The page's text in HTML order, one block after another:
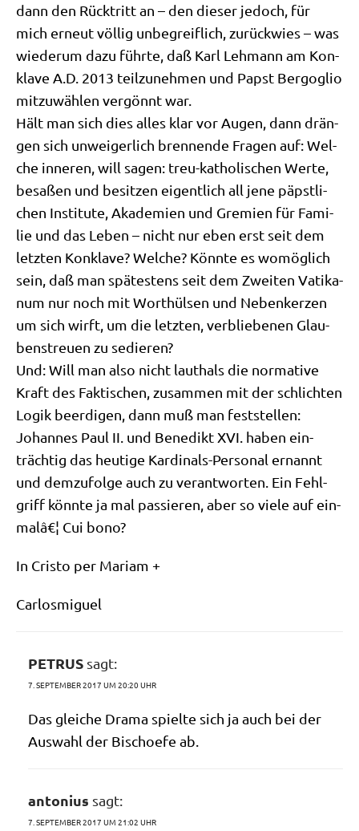
dann den Rück­tritt an – den die­ser jedoch, für
mich erneut völ­lig unbe­greif­lich, zurück­wies – was
wie­der­um dazu führ­te, daß Karl Leh­mann am Kon­
kla­ve A.D. 2013 teil­zu­neh­men und Papst Berg­o­glio
mit­zu­wäh­len ver­gönnt war.
Hält man sich dies alles klar vor Augen, dann drän­
gen sich unwei­ger­lich bren­nen­de Fra­gen auf: Wel­
che inne­ren, will sagen: treu-katho­li­schen Wer­te,
besa­ßen und besit­zen eigent­lich all jene päpst­li­
chen Insti­tu­te, Aka­de­mien und Gre­mi­en für Fami­
lie und das Leben – nicht nur eben erst seit dem
letz­ten Kon­kla­ve? Wel­che? Könn­te es womög­lich
sein, daß man spä­te­stens seit dem Zwei­ten Vati­ka­
num nur noch mit Wort­hül­sen und Neben­ker­zen
um sich wirft, um die letz­ten, ver­blie­be­nen Glau­
bens­treu­en zu sedieren?
Und: Will man also nicht laut­hals die nor­ma­ti­ve
Kraft des Fak­ti­schen, zusam­men mit der schlich­ten
Logik beer­di­gen, dann muß man fest­stel­len:
Johan­nes Paul II. und Bene­dikt XVI. haben ein­
träch­tig das heu­ti­ge Kar­di­nals-Per­so­nal ernannt
und dem­zu­fol­ge auch zu ver­ant­wor­ten. Ein Fehl­
griff könn­te ja mal pas­sie­ren, aber so vie­le auf ein­
malâ€¦ Cui bono?
In Cri­sto per Mariam +
Car­los­mi­guel
PETRUS sagt:
7. SEPTEMBER 2017 UM 20:20 UHR
Das glei­che Dra­ma spiel­te sich ja auch bei der
Aus­wahl der Bischoe­fe ab.
antonius sagt:
7. SEPTEMBER 2017 UM 21:02 UHR